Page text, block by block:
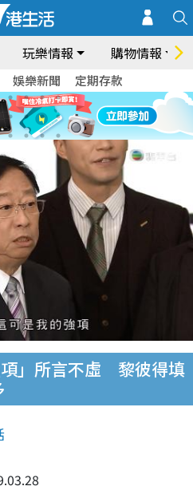
玩樂情報 購物情報
娛樂新聞 定期存款
項」所言不虛 黎彼得填